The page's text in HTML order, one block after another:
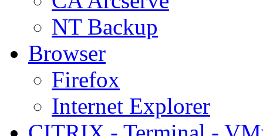
NT Backup
Browser
Firefox
Internet Explorer